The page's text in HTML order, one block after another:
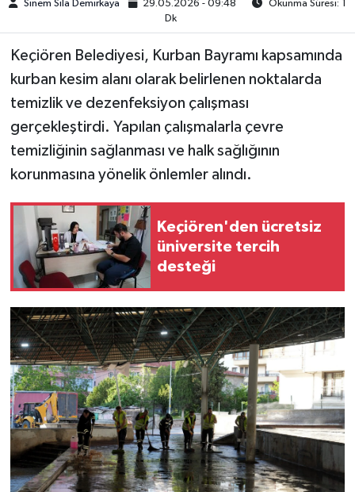
Sinem Sıla Demirkaya 29.05.2026 - 09:48
Okunma Süresi: 1
Dk
​​​​​​Keçiören Belediyesi, Kurban Bayramı kapsamında
kurban kesim alanı olarak belirlenen noktalarda
temizlik ve dezenfeksiyon çalışması
gerçekleştirdi. Yapılan çalışmalarla çevre
temizliğinin sağlanması ve halk sağlığının
korunmasına yönelik önlemler alındı.
Keçiören'den ücretsiz
üniversite tercih
desteği